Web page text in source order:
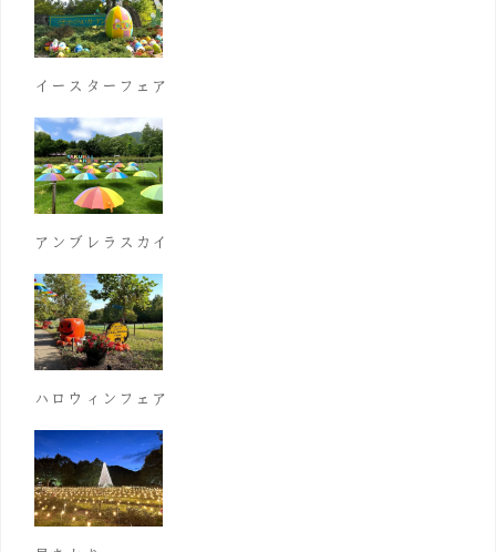
イースターフェア
アンブレラスカイ
ハロウィンフェア